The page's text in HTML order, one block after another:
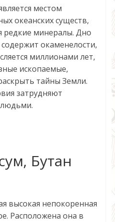
местом
океанских существ,
редкие минералы. Дно
окаменелости,
миллионами лет,
ископаемые,
тайны Земли.
затрудняют
людьми.
Бутан
высокая непокоренная
Расположена она в